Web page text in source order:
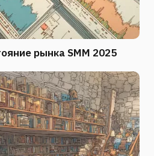
рынка SMM 2025